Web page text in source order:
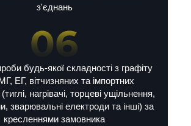
з'єднань
будь-якої складності з графіту
ЕГ, вітчизняних та імпортних
нагрівачі, торцеві ущільнення,
зварювальні електроди та інші) за
кресленнями замовника